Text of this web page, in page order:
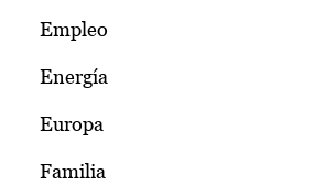
Empleo
Energía
Europa
Familia